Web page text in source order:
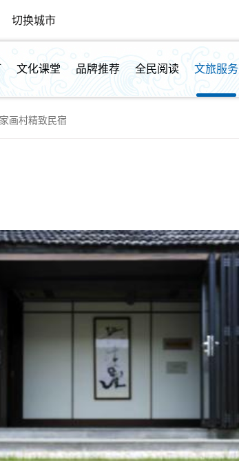
切换城市
文化课堂 品牌推荐 全民阅读 文旅服务
画村精致民宿